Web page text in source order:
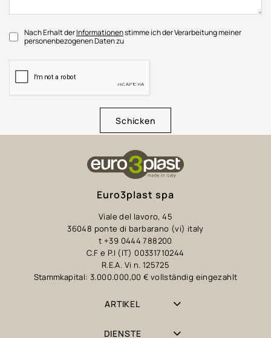
Nach Erhalt derInformationenstimme ich der Verarbeitung meiner
personenbezogenen Daten zu
Schicken
Euro3plast spa
Viale del lavoro, 45
36048 ponte di barbarano (vi) italy
t +39 0444 788200
C.F e P.I (IT) 00331710244
R.E.A. Vi n. 125725
Stammkapital: 3.000.000,00 € vollständig eingezahlt
ARTIKEL
DIENSTE